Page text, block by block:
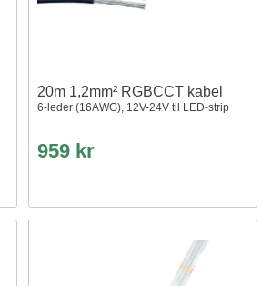
20m 1,2mm² RGBCCT kabel
6-leder (16AWG), 12V-24V til LED-strip
959 kr